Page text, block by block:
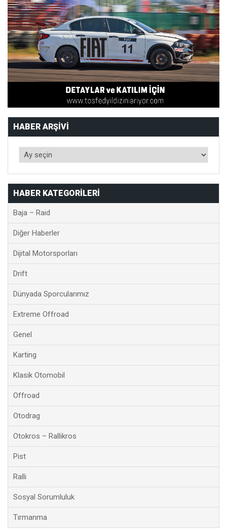
HABER ARŞIVI
HABER KATEGORILERI
Baja – Raid
Diğer Haberler
Dijital Motorsporları
Drift
Dünyada Sporcularımız
Extreme Offroad
Genel
Karting
Klasik Otomobil
Offroad
Otodrag
Otokros – Rallikros
Pist
Ralli
Sosyal Sorumluluk
Tırmanma